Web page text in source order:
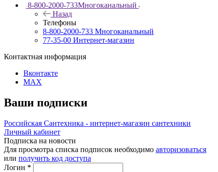
8-800-2000-733Многоканальный
Назад
Телефоны
8-800-2000-733 Многоканальный
77-35-00 Интернет-магазин
Контактная информация
Вконтакте
MAX
Ваши подписки
Российская Сантехника - интернет-магазин сантехники
Личный кабинет
Подписка на новости
Для просмотра списка подписок необходимо авторизоваться
или получить код доступа
Логин *